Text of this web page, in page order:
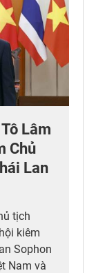
Lâm
Chủ
Lan
tịch
kiêm
Sophon
Nam và